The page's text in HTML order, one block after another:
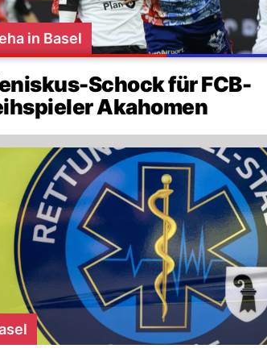
in Basel
Schock für FCB-
Akahomen